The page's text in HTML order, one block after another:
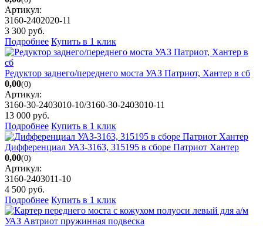
Артикул:
3160-2402020-11
3 300 руб.
Подробнее Купить в 1 клик
Редуктор заднего/переднего моста УАЗ Патриот, Хантер в сб
0,00(0)
Артикул:
3160-30-2403010-10/3160-30-2403010-11
13 000 руб.
Подробнее Купить в 1 клик
Дифференциал УАЗ-3163, 315195 в сборе Патриот Хантер
0,00(0)
Артикул:
3160-2403011-10
4 500 руб.
Подробнее Купить в 1 клик